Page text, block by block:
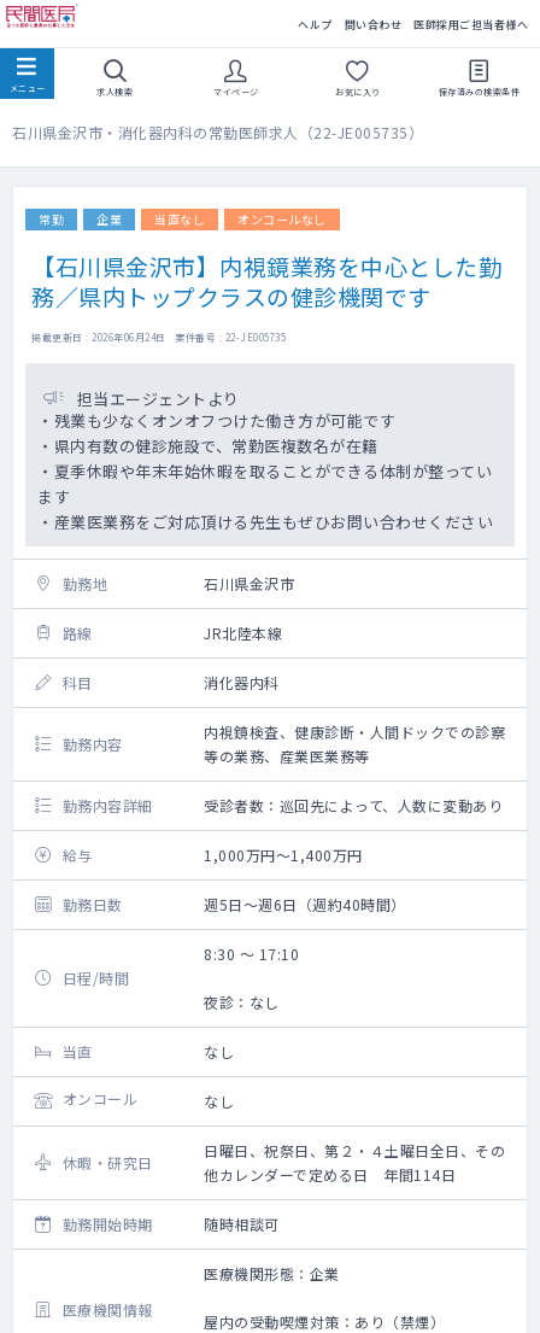
ヘルプ 問い合わせ 医師採用ご担当者様へ
求人検索 マイページ お気に入り 保存済みの検索条件
石川県金沢市・消化器内科の常勤医師求人（22-JE005735）
常勤 企業 当直なし オンコールなし
【石川県金沢市】内視鏡業務を中心とした勤
務／県内トップクラスの健診機関です
掲載更新日 : 2026年06月24日 案件番号 : 22-JE005735
担当エージェントより
・残業も少なくオンオフつけた働き方が可能です
・県内有数の健診施設で、常勤医複数名が在籍
・夏季休暇や年末年始休暇を取ることができる体制が整ってい
ます
・産業医業務をご対応頂ける先生もぜひお問い合わせください
勤務地 石川県金沢市
路線 JR北陸本線
科目 消化器内科
勤務内容
内視鏡検査、健康診断・人間ドックでの診察
等の業務、産業医業務等
勤務内容詳細 受診者数：巡回先によって、人数に変動あり
給与 1,000万円～1,400万円
勤務日数 週5日～週6日（週約40時間）
日程/時間
8:30 ～ 17:10
夜診：なし
当直 なし
オンコール なし
休暇・研究日
日曜日、祝祭日、第２・４土曜日全日、その
他カレンダーで定める日 年間114日
勤務開始時期 随時相談可
医療機関情報
医療機関形態：企業
屋内の受動喫煙対策：あり（禁煙）